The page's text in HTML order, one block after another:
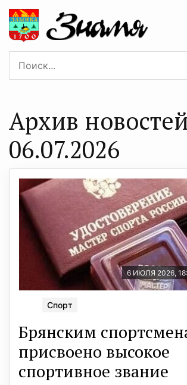
Архив
06.07.2026
6 ИЮЛЯ 2026,
Спорт
Брянским
присвоено высокое
спортивное звание